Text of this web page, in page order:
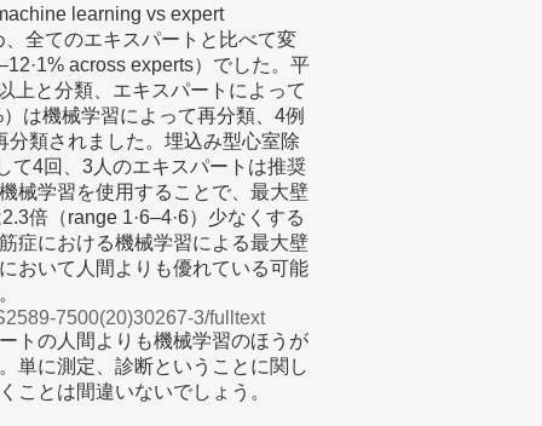
learning vs expert
、全てのエキスパートと比べて変
across experts）でした。平
上と分類、エキスパートによって
は機械学習によって再分類、4例
分類されました。埋込み型心室除
て4回、3人のエキスパートは推奨
械学習を使用することで、最大壁
倍（range 1·6–4·6）少なくする
症における機械学習による最大壁
おいて人間よりも優れている可能
7500(20)30267-3/fulltext
トの人間よりも機械学習のほうが
単に測定、診断ということに関し
ことは間違いないでしょう。